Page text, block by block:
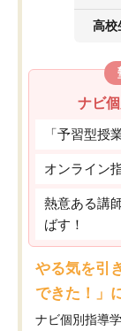
高校
ナビ
「予習型授
オンライン
熱意ある講
ばす！
やる気を引
できた！」
ナビ個別指導